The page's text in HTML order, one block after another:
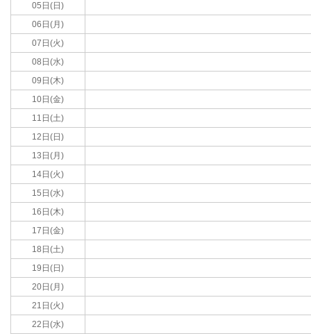
05日(日)
06日(月)
07日(火)
08日(水)
09日(木)
10日(金)
11日(土)
12日(日)
13日(月)
14日(火)
15日(水)
16日(木)
17日(金)
18日(土)
19日(日)
20日(月)
21日(火)
22日(水)